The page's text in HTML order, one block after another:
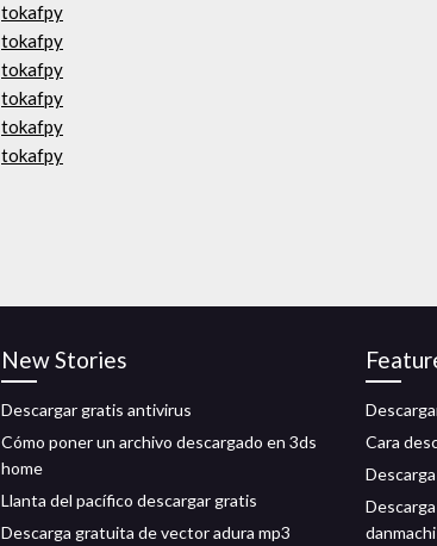
tokafpy
tokafpy
tokafpy
tokafpy
tokafpy
tokafpy
New Stories
Descargar gratis antivirus
Cómo poner un archivo descargado en 3ds
home
Llanta del pacífico descargar gratis
Descarga gratuita de vector adura mp3
Cara
danmachi